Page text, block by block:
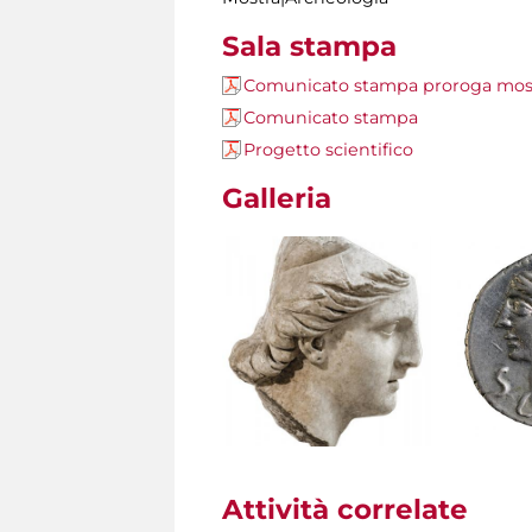
Sala stampa
Comunicato stampa proroga
Comunicato stampa
Progetto scientifico
Galleria
Attività correlate